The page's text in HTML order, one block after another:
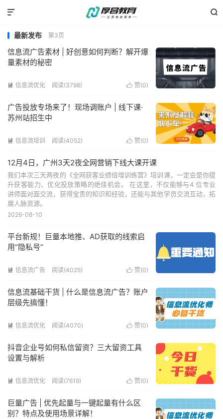


最新发布 第3页
信息流广告素材 | 好创意如何判断？解开爆
量素材的秘密
 赞(0)
 信息流优化 阅读(3798)
广告投放专场来了！现场调账户 | 线下课·
苏州站招生中
 赞(0)
 信息流培训 阅读(4052)
12月4日，广州3天2夜全网营销下线大课开课
我们本次三天两夜的《全网获客业绩倍增训练营》培训课，一定会是你提
升获客能力、优化投放策略的绝佳机会。 在这里，不仅能够与4 位专业
讲师面对面交流，获得宝贵的知识和经验，还能与其他学员交流互动，拓
展人脉资源。
2026-08-10
平台新规！巨量本地推、AD获取的线索启
用“隐私号”
 赞(0)
 信息流广告 阅读(4025)
信息流基础干货 | 什么是信息流广告？账户
层级先搞懂！
 赞(0)
 信息流优化 阅读(4070)
抖音企业号如何私信留资？三大留资工具
设置与解析
 赞(0)
 信息流优化 阅读(7619)
巨量广告 | 优先起量与一键起量有什么区
别？特点及使用场景详解！